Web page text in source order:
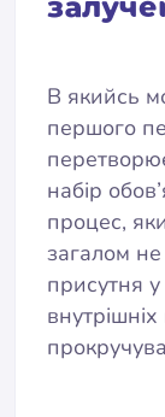
В якийсь
першого
набір
процес,
загалом
присутня